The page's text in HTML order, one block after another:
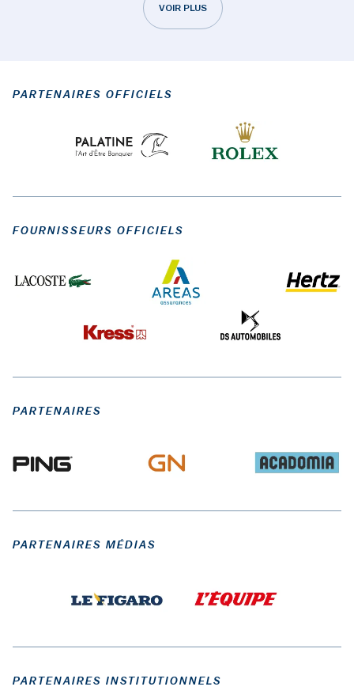
VOIR PLUS
PARTENAIRES OFFICIELS
FOURNISSEURS OFFICIELS
PARTENAIRES
PARTENAIRES MÉDIAS
PARTENAIRES INSTITUTIONNELS